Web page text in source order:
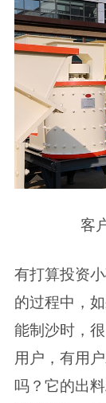
客
有打算投资
的过程中，
能制沙时，
用户，有用
吗？它的出